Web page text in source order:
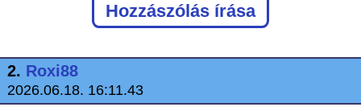
Hozzászólás írása
2. Roxi88
2026.06.18. 16:11.43